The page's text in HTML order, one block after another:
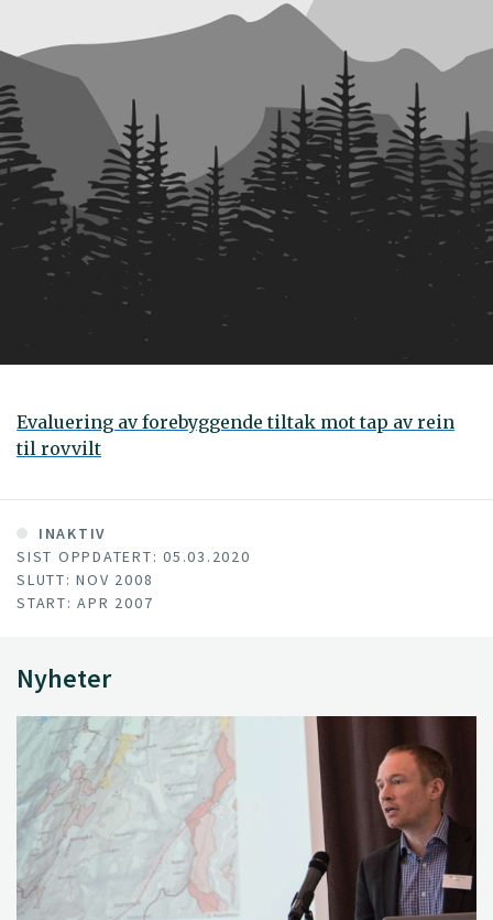
Evaluering av forebyggende tiltak mot tap av rein
til rovvilt
INAKTIV
SIST OPPDATERT: 05.03.2020
SLUTT: NOV 2008
START: APR 2007
Nyheter